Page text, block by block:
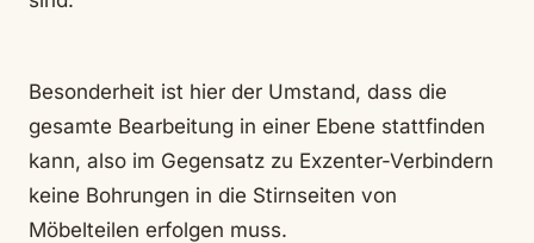
Besonderheit ist hier der Umstand, dass die
gesamte Bearbeitung in einer Ebene stattfinden
kann, also im Gegensatz zu Exzenter-Verbindern
keine Bohrungen in die Stirnseiten von
Möbelteilen erfolgen muss.